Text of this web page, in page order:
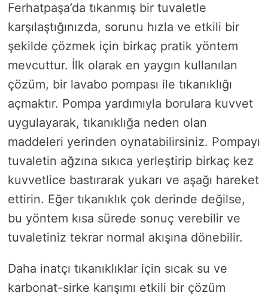
Ferhatpaşa’da tıkanmış bir tuvaletle
karşılaştığınızda, sorunu hızla ve etkili bir
şekilde çözmek için birkaç pratik yöntem
mevcuttur. İlk olarak en yaygın kullanılan
çözüm, bir lavabo pompası ile tıkanıklığı
açmaktır. Pompa yardımıyla borulara kuvvet
uygulayarak, tıkanıklığa neden olan
maddeleri yerinden oynatabilirsiniz. Pompayı
tuvaletin ağzına sıkıca yerleştirip birkaç kez
kuvvetlice bastırarak yukarı ve aşağı hareket
ettirin. Eğer tıkanıklık çok derinde değilse,
bu yöntem kısa sürede sonuç verebilir ve
tuvaletiniz tekrar normal akışına dönebilir.
Daha inatçı tıkanıklıklar için sıcak su ve
karbonat-sirke karışımı etkili bir çözüm